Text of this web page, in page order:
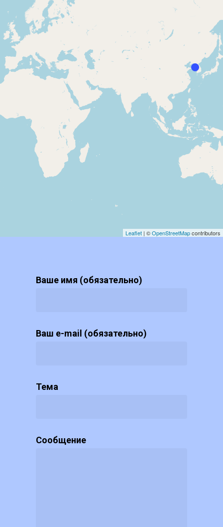
Leaflet | ©OpenStreetMapcontributors
Ваше имя (обязательно)
Ваш e-mail (обязательно)
Тема
Сообщение